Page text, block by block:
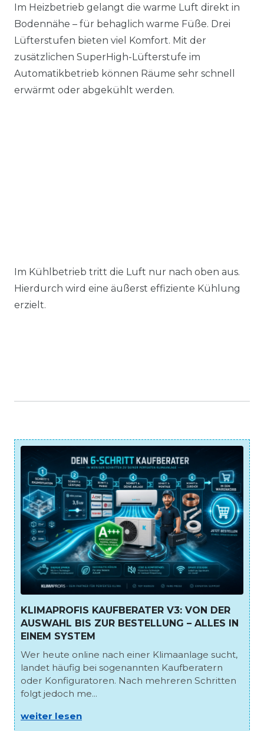
Im Heizbetrieb gelangt die warme Luft direkt in
Bodennähe – für behaglich warme Füße. Drei
Lüfterstufen bieten viel Komfort. Mit der
zusätzlichen SuperHigh-Lüfterstufe im
Automatikbetrieb können Räume sehr schnell
erwärmt oder abgekühlt werden.
Im Kühlbetrieb tritt die Luft nur nach oben aus.
Hierdurch wird eine äußerst effiziente Kühlung
erzielt.
KLIMAPROFIS KAUFBERATER V3: VON DER
AUSWAHL BIS ZUR BESTELLUNG – ALLES IN
EINEM SYSTEM
Wer heute online nach einer Klimaanlage sucht,
landet häufig bei sogenannten Kaufberatern
oder Konfiguratoren. Nach mehreren Schritten
folgt jedoch me...
weiter lesen